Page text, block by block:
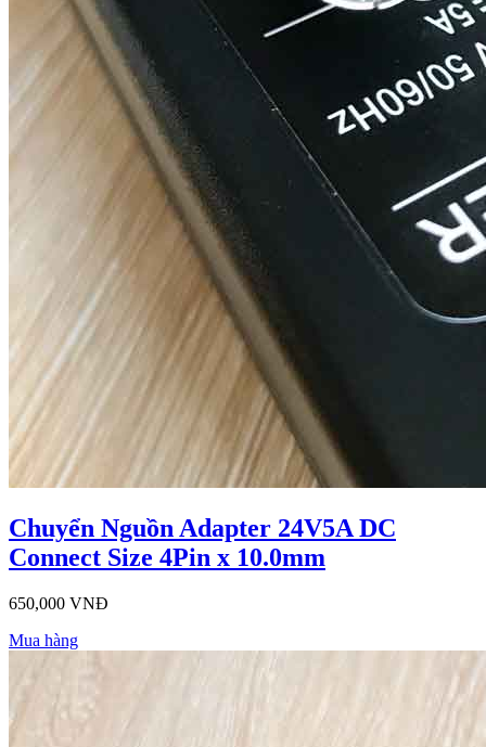
Chuyển Nguồn Adapter 24V5A DC
Connect Size 4Pin x 10.0mm
650,000 VNĐ
Mua hàng